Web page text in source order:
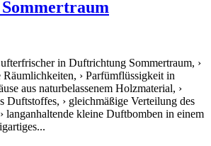
in Duftrichtung Sommertraum, ›
› Parfümflüssigkeit in
aus naturbelassenem Holzmaterial, ›
Duftstoffes, › gleichmäßige Verteilung des
langanhaltende kleine Duftbomben in einem